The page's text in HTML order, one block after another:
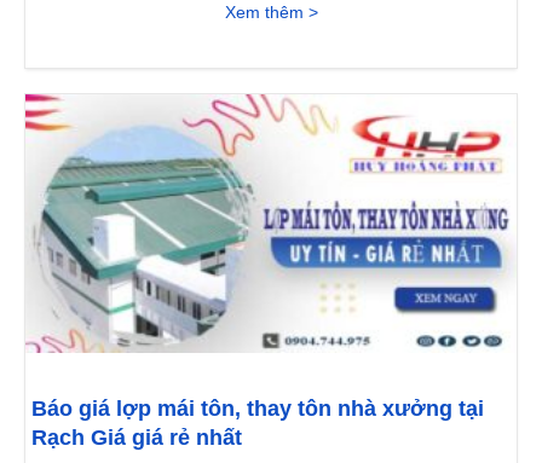
Xem thêm >
Báo giá lợp mái tôn, thay tôn nhà xưởng tại
Rạch Giá giá rẻ nhất